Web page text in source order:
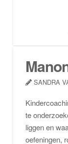
SANDRA
te
liggen en
oefeningen,